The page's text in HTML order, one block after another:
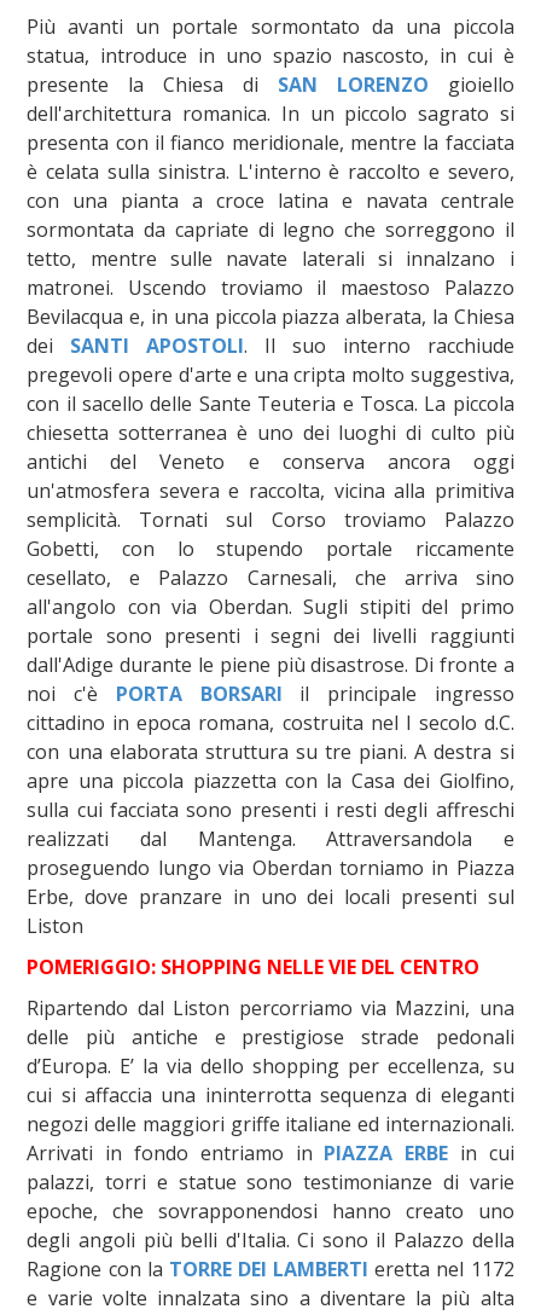
Più avanti un portale sormontato da una piccola
statua, introduce in uno spazio nascosto, in cui è
presente la Chiesa di SAN LORENZO gioiello
dell'architettura romanica. In un piccolo sagrato si
presenta con il fianco meridionale, mentre la facciata
è celata sulla sinistra. L'interno è raccolto e severo,
con una pianta a croce latina e navata centrale
sormontata da capriate di legno che sorreggono il
tetto, mentre sulle navate laterali si innalzano i
matronei. Uscendo troviamo il maestoso Palazzo
Bevilacqua e, in una piccola piazza alberata, la Chiesa
dei SANTI APOSTOLI. Il suo interno racchiude
pregevoli opere d'arte e una cripta molto suggestiva,
con il sacello delle Sante Teuteria e Tosca. La piccola
chiesetta sotterranea è uno dei luoghi di culto più
antichi del Veneto e conserva ancora oggi
un'atmosfera severa e raccolta, vicina alla primitiva
semplicità. Tornati sul Corso troviamo Palazzo
Gobetti, con lo stupendo portale riccamente
cesellato, e Palazzo Carnesali, che arriva sino
all'angolo con via Oberdan. Sugli stipiti del primo
portale sono presenti i segni dei livelli raggiunti
dall'Adige durante le piene più disastrose. Di fronte a
noi c'è PORTA BORSARI il principale ingresso
cittadino in epoca romana, costruita nel I secolo d.C.
con una elaborata struttura su tre piani. A destra si
apre una piccola piazzetta con la Casa dei Giolfino,
sulla cui facciata sono presenti i resti degli affreschi
realizzati dal Mantenga. Attraversandola e
proseguendo lungo via Oberdan torniamo in Piazza
Erbe, dove pranzare in uno dei locali presenti sul
Liston
POMERIGGIO: SHOPPING NELLE VIE DEL CENTRO
Ripartendo dal Liston percorriamo via Mazzini, una
delle più antiche e prestigiose strade pedonali
d’Europa. E’ la via dello shopping per eccellenza, su
cui si affaccia una ininterrotta sequenza di eleganti
negozi delle maggiori griffe italiane ed internazionali.
Arrivati in fondo entriamo in PIAZZA ERBE in cui
palazzi, torri e statue sono testimonianze di varie
epoche, che sovrapponendosi hanno creato uno
degli angoli più belli d'Italia. Ci sono il Palazzo della
Ragione con la TORRE DEI LAMBERTI eretta nel 1172
e varie volte innalzata sino a diventare la più alta